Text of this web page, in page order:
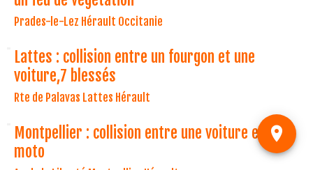
Prades-le-Lez Hérault Occitanie
Lattes : collision entre un fourgon et une
voiture,7 blessés
Rte de Palavas Lattes Hérault
Montpellier : collision entre une voiture et une
moto